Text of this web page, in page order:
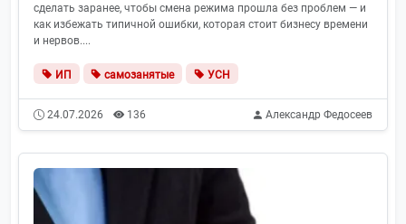
сделать заранее, чтобы смена режима прошла без проблем — и
как избежать типичной ошибки, которая стоит бизнесу времени
и нервов....
ИП самозанятые УСН
24.07.2026 136 Александр Федосеев